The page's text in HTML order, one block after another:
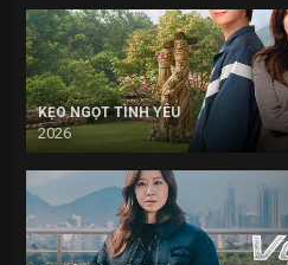
KẸO NGỌT TÌNH YÊU
2026